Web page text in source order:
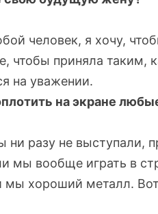
человек, я хочу,
чтобы приняла таким,
на уважении.
на экране
ни разу не выступали,
мы вообще играть в
мы хороший металл. Вот